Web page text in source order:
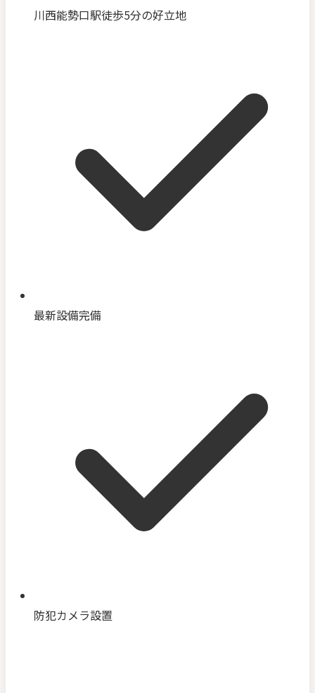
川西能勢口駅徒歩5分の好立地
最新設備完備
防犯カメラ設置